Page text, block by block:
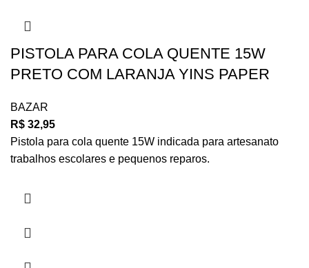
PISTOLA PARA COLA QUENTE 15W
PRETO COM LARANJA YINS PAPER
BAZAR
R$ 32,95
Pistola para cola quente 15W indicada para artesanato
trabalhos escolares e pequenos reparos.